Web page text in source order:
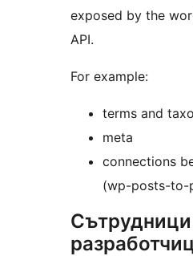
exposed by the
API.
For example:
terms and
meta
connections
(wp-posts-to-